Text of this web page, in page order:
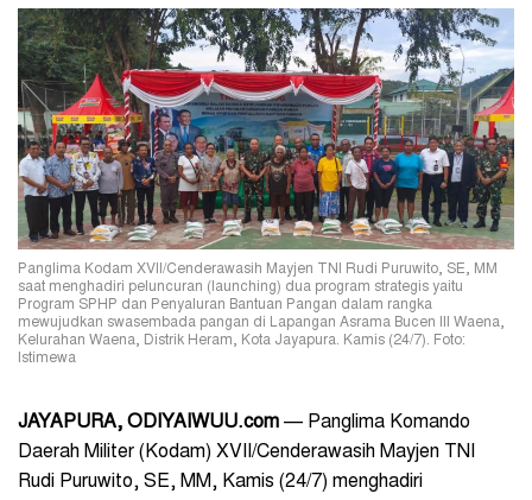
Panglima Kodam XVII/Cenderawasih Mayjen TNI Rudi Puruwito, SE, MM
saat menghadiri peluncuran (launching) dua program strategis yaitu
Program SPHP dan Penyaluran Bantuan Pangan dalam rangka
mewujudkan swasembada pangan di Lapangan Asrama Bucen III Waena,
Kelurahan Waena, Distrik Heram, Kota Jayapura. Kamis (24/7). Foto:
Istimewa
JAYAPURA, ODIYAIWUU.com — Panglima Komando
Daerah Militer (Kodam) XVII/Cenderawasih Mayjen TNI
Rudi Puruwito, SE, MM, Kamis (24/7) menghadiri